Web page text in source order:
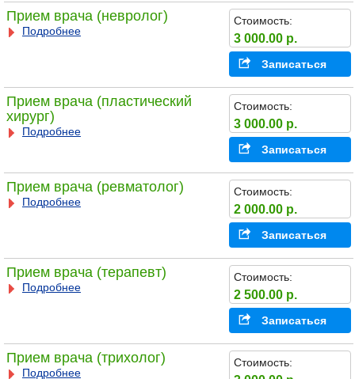
Прием врача (невролог)
Подробнее
Стоимость:
3 000.00 р.
Записаться
Прием врача (пластический
хирург)
Подробнее
Стоимость:
3 000.00 р.
Записаться
Прием врача (ревматолог)
Подробнее
Стоимость:
2 000.00 р.
Записаться
Прием врача (терапевт)
Подробнее
Стоимость:
2 500.00 р.
Записаться
Прием врача (трихолог)
Подробнее
Стоимость: